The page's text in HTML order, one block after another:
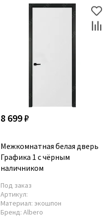
8 699 ₽
Межкомнатная белая дверь
Графика 1 с чёрным
наличником
Под заказ
Артикул:
Материал: экошпон
Бренд: Albero